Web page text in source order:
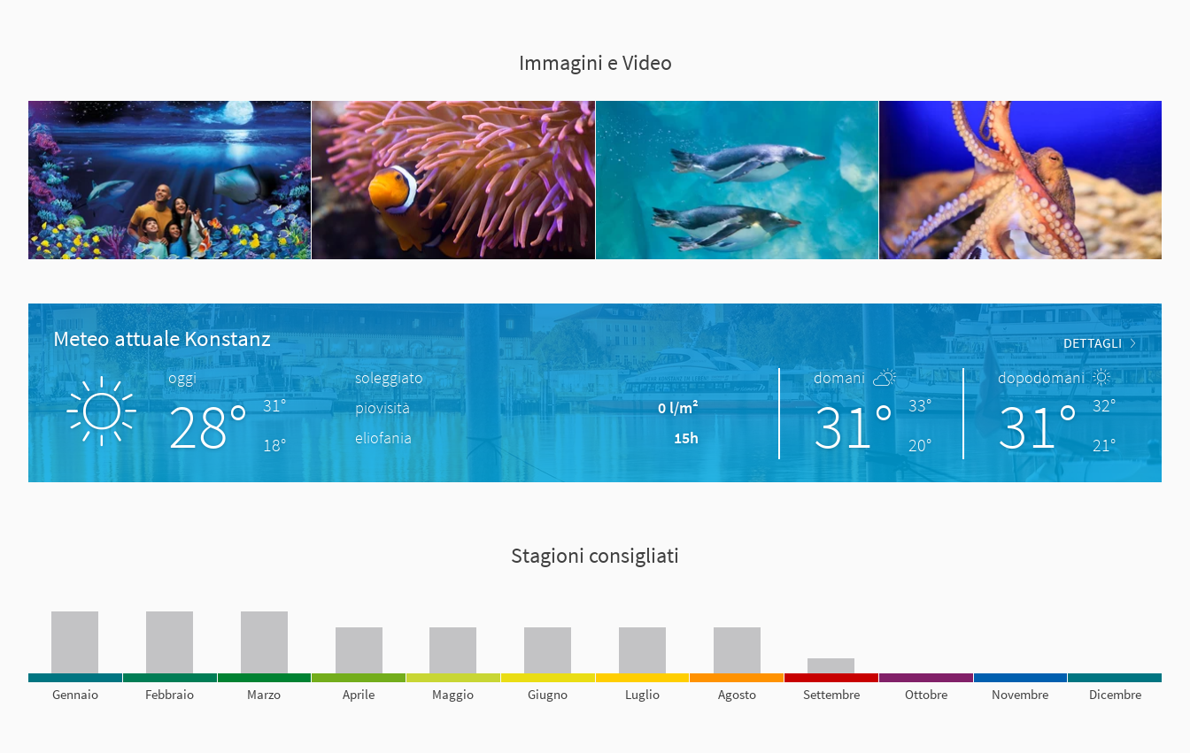
Immagini e Video
Meteo attuale Konstanz DETTAGLI
oggi
28°
31°
18°
soleggiato
piovisità
0 l/m²
eliofania
15h
domani
31°
33°
20°
dopodomani
31°
32°
21°
Stagioni consigliati
Gennaio Febbraio Marzo Aprile Maggio Giugno Luglio Agosto Settembre Ottobre Novembre Dicembre